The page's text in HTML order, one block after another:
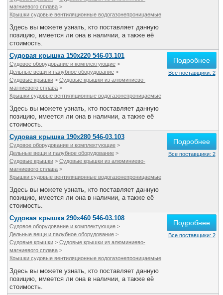
магниевого сплава >
Крышки судовые вентиляционные водогазонепроницаемые
Здесь вы можете узнать, кто поставляет данную
позицию, имеется ли она в наличии, а также её
стоимость.
Судовая крышка 150х220 546-03.101
Судовое оборудование и комплектующие >
Дельные вещи и палубное оборудование >
Судовые крышки > Судовые крышки из алюминиево-
магниевого сплава >
Крышки судовые вентиляционные водогазонепроницаемые
Здесь вы можете узнать, кто поставляет данную
позицию, имеется ли она в наличии, а также её
стоимость.
Подробнее
Все поставщики: 2
Судовая крышка 190х280 546-03.103
Судовое оборудование и комплектующие >
Дельные вещи и палубное оборудование >
Судовые крышки > Судовые крышки из алюминиево-
магниевого сплава >
Крышки судовые вентиляционные водогазонепроницаемые
Здесь вы можете узнать, кто поставляет данную
позицию, имеется ли она в наличии, а также её
стоимость.
Подробнее
Все поставщики: 2
Судовая крышка 290х460 546-03.108
Судовое оборудование и комплектующие >
Дельные вещи и палубное оборудование >
Судовые крышки > Судовые крышки из алюминиево-
магниевого сплава >
Крышки судовые вентиляционные водогазонепроницаемые
Здесь вы можете узнать, кто поставляет данную
позицию, имеется ли она в наличии, а также её
стоимость.
Подробнее
Все поставщики: 2